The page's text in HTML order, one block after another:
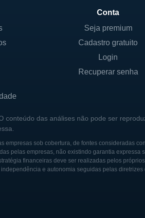
no sentido de controle
para seus investidores
Desde seu início,
a se concentrar
recursos para financiar
à empresa investir em
Conta
Seja premium
Cadastro gratuito
Login
Recuperar senha
conteúdo das análises não pode ser
sob cobertura, de fontes consideradas
pelas empresas, não existindo garantia expressa
financeiras deve ser realizadas pelos
e autonomia seguidas pelas diretrizes